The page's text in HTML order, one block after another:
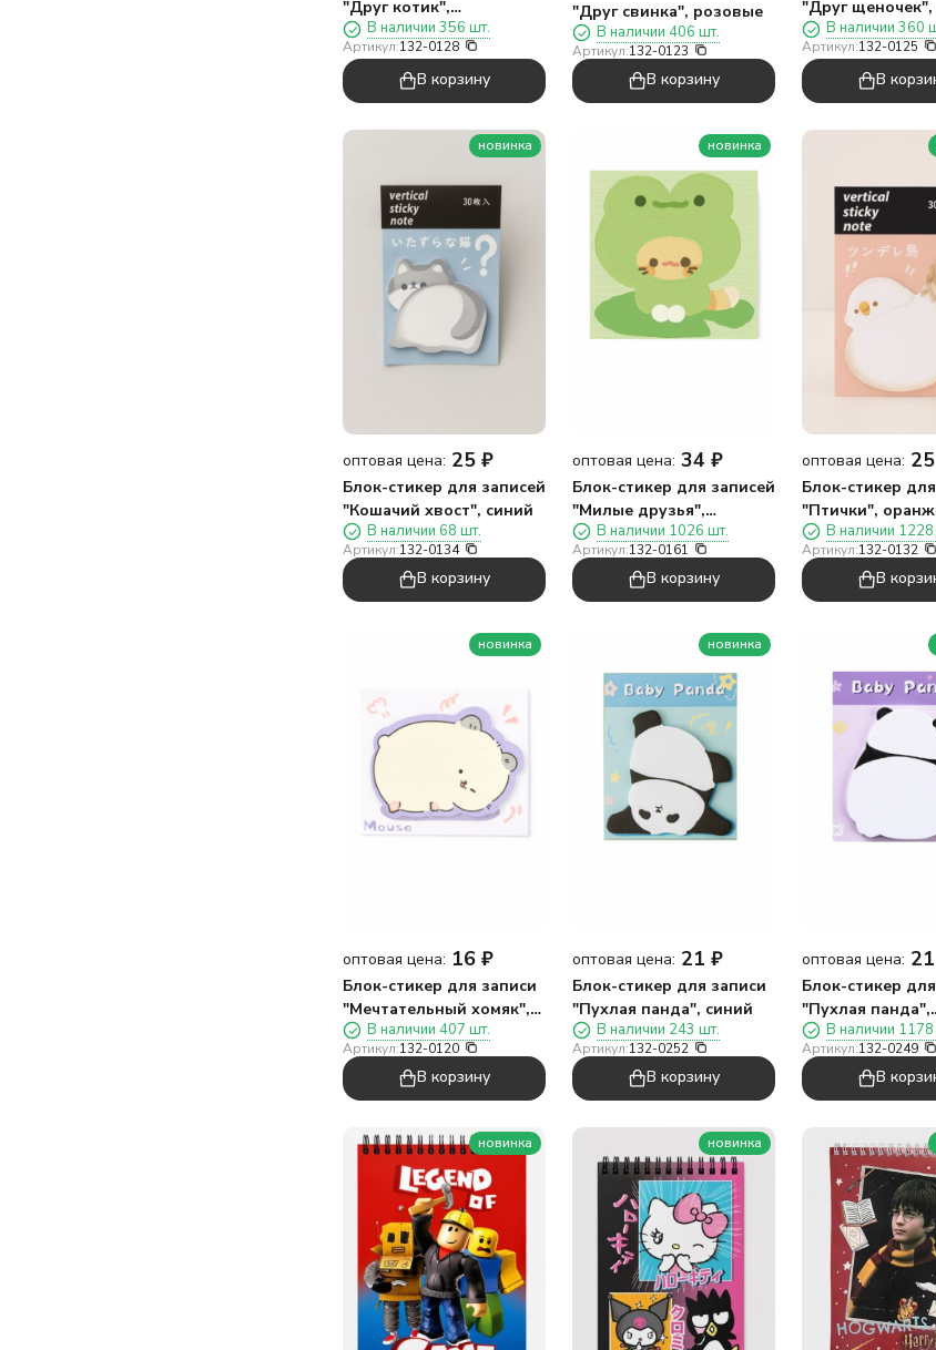
"Друг котик",
фиолетовые
В наличии 356 шт.
Артикул:132-0128
В корзину
"Друг свинка", розовые
В наличии 406 шт.
Артикул:132-0123
В корзину
"Друг щеночек",
В наличии 360
Артикул:132-0125
В
новинка
оптовая цена: 25 ₽
Блок-стикер для записей
"Кошачий хвост", синий
В наличии 68 шт.
Артикул:132-0134
В корзину
новинка
оптовая цена: 34 ₽
Блок-стикер для записей
"Милые друзья",
зеленый
В наличии 1026 шт.
Артикул:132-0161
В корзину
оптовая цена: 25
Блок-стикер
"Птички",
В наличии
Артикул:132-0132
В
новинка
оптовая цена: 16 ₽
Блок-стикер для записи
"Мечтательный хомяк",
фиолетовый
В наличии 407 шт.
Артикул:132-0120
В корзину
новинка
оптовая цена: 21 ₽
Блок-стикер для записи
"Пухлая панда", синий
В наличии 243 шт.
Артикул:132-0252
В корзину
оптовая цена: 21
Блок-стикер
"Пухлая панда",
фиолетовый
В наличии
Артикул:132-0249
В
новинка новинка